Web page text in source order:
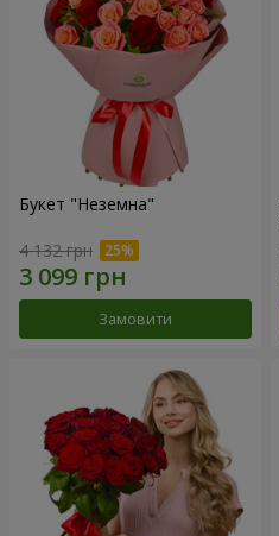
Букет "Неземна"
4 132 грн
Замовити